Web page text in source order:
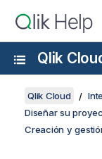
Qlik
Qlik Cloud
Diseñar su
Creación y